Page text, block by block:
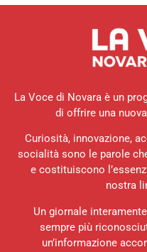
La Voce di Novara è un
di offrire una
Curiosità, innovazione,
socialità sono le parole
e costituiscono
nostra
Un giornale
sempre più
un’informazione